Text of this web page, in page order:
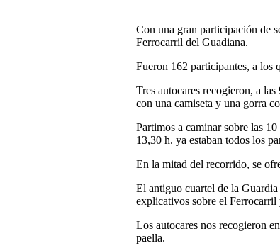
Con una gran participación de
Ferrocarril del Guadiana.
Fueron 162 participantes, a los
Tres autocares recogieron, a
con una camiseta y una gorra
Partimos a caminar sobre las
13,30 h. ya estaban todos los
En la mitad del recorrido, se
El antiguo cuartel de la
explicativos sobre el Ferrocarril
Los autocares nos recogieron
paella.